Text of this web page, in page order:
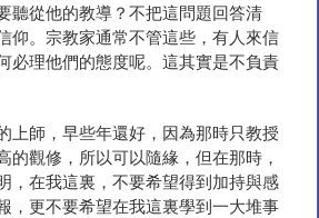
聽從他的教導？不把這問題回答清
仰。宗教家通常不管這些，有人來信
必理他們的態度呢。這其實是不負責
上師，早些年還好，因為那時只教授
的觀修，所以可以隨緣，但在那時，
，在我這裏，不要希望得到加持與感
，更不要希望在我這裏學到一大堆事